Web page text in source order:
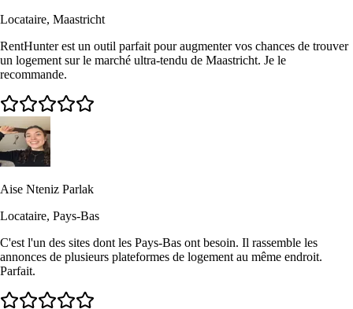
Locataire, Maastricht
RentHunter est un outil parfait pour augmenter vos chances de trouver
un logement sur le marché ultra-tendu de Maastricht. Je le
recommande.
Aise Nteniz Parlak
Locataire, Pays-Bas
C'est l'un des sites dont les Pays-Bas ont besoin. Il rassemble les
annonces de plusieurs plateformes de logement au même endroit.
Parfait.